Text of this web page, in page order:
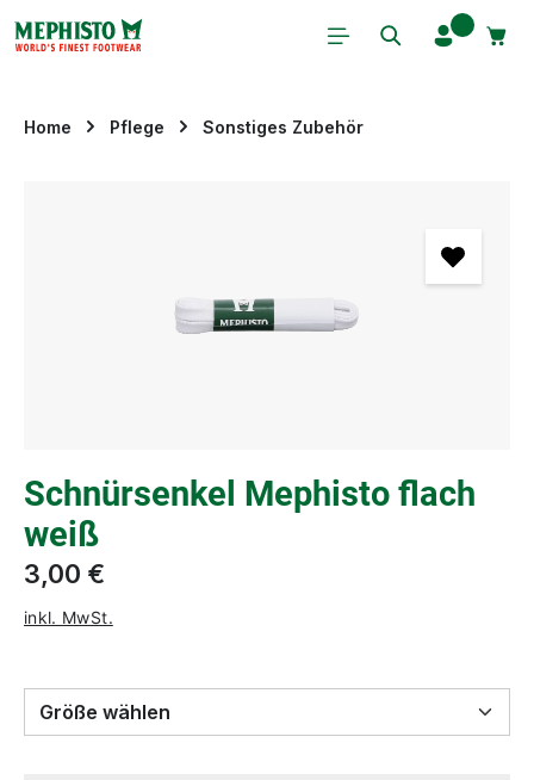
Zum Hauptinhalt springen
Home Pflege Sonstiges Zubehör
Schnürsenkel Mephisto flach
weiß
3,00 €
inkl. MwSt.
Größe wählen